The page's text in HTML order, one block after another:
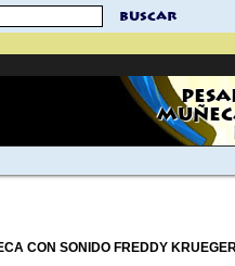
buscar
CON SONIDO FREDDY